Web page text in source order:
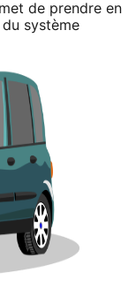
de prendre en
système